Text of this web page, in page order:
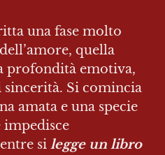
una fase molto
quella
profondità emotiva,
Si comincia
amata e una specie
si legge un libro